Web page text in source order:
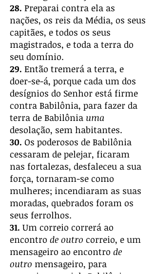
28. Preparai contra ela as
nações, os reis da Média, os seus
capitães, e todos os seus
magistrados, e toda a terra do
seu domínio.
29. Então tremerá a terra, e
doer-se-á, porque cada um dos
desígnios do Senhor está firme
contra Babilônia, para fazer da
terra de Babilônia uma
desolação, sem habitantes.
30. Os poderosos de Babilônia
cessaram de pelejar, ficaram
nas fortalezas, desfaleceu a sua
força, tornaram-se como
mulheres; incendiaram as suas
moradas, quebrados foram os
seus ferrolhos.
31. Um correio correrá ao
encontro de outro correio, e um
mensageiro ao encontro de
outro mensageiro, para